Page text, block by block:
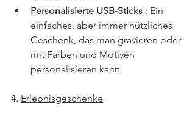
Personalisierte USB-Sticks : Ein
einfaches, aber immer nützliches
Geschenk, das man gravieren oder
mit Farben und Motiven
personalisieren kann.
4. Erlebnisgeschenke